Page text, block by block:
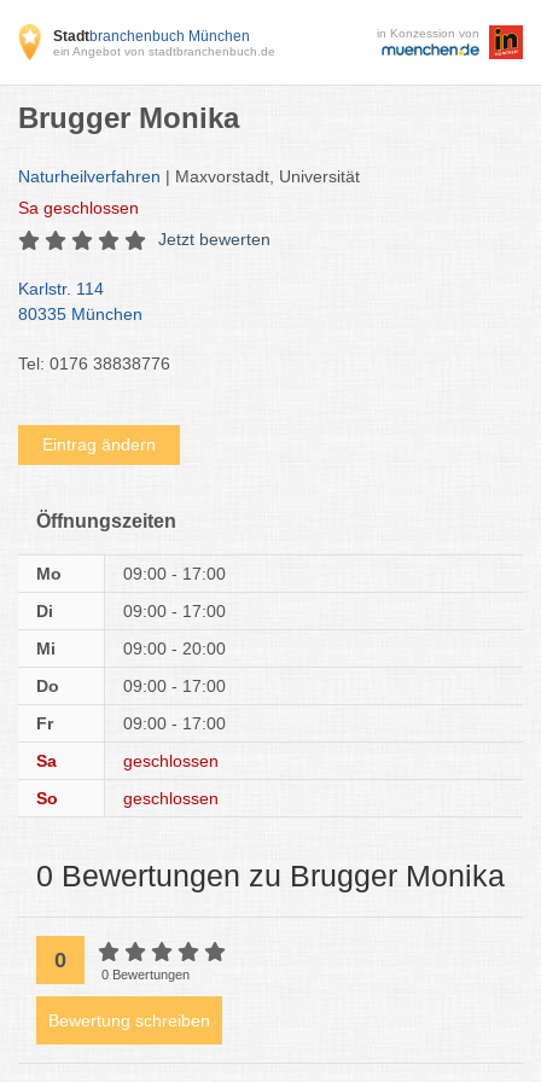
Stadtbranchenbuch München
ein Angebot von stadtbranchenbuch.de
in Konzession von
Brugger Monika
Naturheilverfahren | Maxvorstadt, Universität
Sa geschlossen
Jetzt bewerten
Karlstr. 114
80335 München
Tel: 0176 38838776
Eintrag ändern
Öffnungszeiten
Mo
09:00 - 17:00
Di
09:00 - 17:00
Mi
09:00 - 20:00
Do
09:00 - 17:00
Fr
09:00 - 17:00
Sa
geschlossen
So
geschlossen
0 Bewertungen zu Brugger Monika
0
0 Bewertungen
Bewertung schreiben